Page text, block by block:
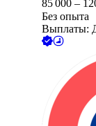
85 000 –
Без опыта
Выплаты: